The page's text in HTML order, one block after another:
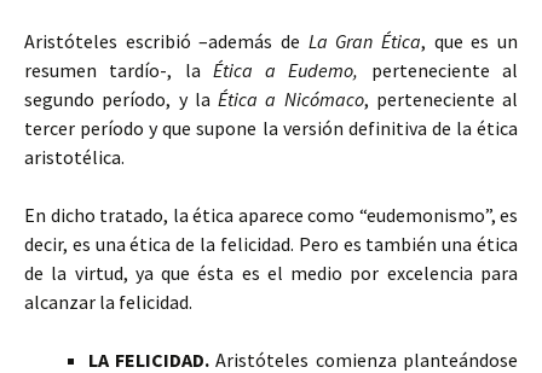
Aristóteles escribió –además de La Gran Ética, que es un
resumen tardío-, la Ética a Eudemo, perteneciente al
segundo período, y la Ética a Nicómaco, perteneciente al
tercer período y que supone la versión definitiva de la ética
aristotélica.
En dicho tratado, la ética aparece como “eudemonismo”, es
decir, es una ética de la felicidad. Pero es también una ética
de la virtud, ya que ésta es el medio por excelencia para
alcanzar la felicidad.
LA FELICIDAD. Aristóteles comienza planteándose